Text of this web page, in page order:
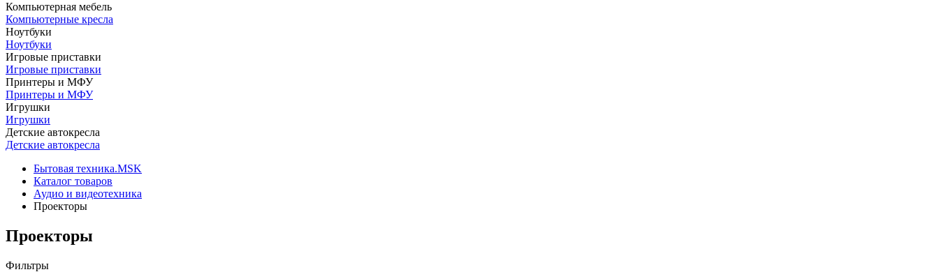
Компьютерная мебель
Компьютерные кресла
Ноутбуки
Ноутбуки
Игровые приставки
Игровые приставки
Принтеры и МФУ
Принтеры и МФУ
Игрушки
Игрушки
Детские автокресла
Детские автокресла
Бытовая техника.MSK
Каталог товаров
Аудио и видеотехника
Проекторы
Проекторы
Фильтры